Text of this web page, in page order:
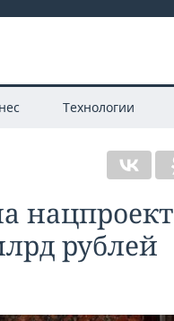
Технологии
нацпроект
рублей